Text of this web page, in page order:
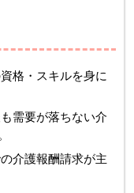
格・スキルを身に
需要が落ちない介
介護報酬請求が主